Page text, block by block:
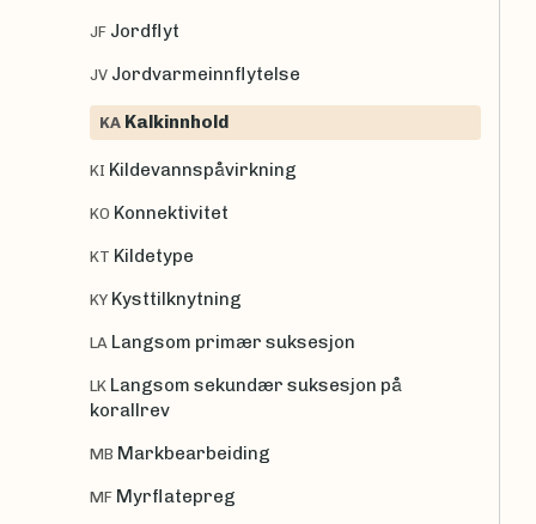
JF Jordflyt
JV Jordvarmeinnflytelse
KA Kalkinnhold
KI Kildevannspåvirkning
KO Konnektivitet
KT Kildetype
KY Kysttilknytning
LA Langsom primær suksesjon
LK Langsom sekundær suksesjon på
korallrev
MB Markbearbeiding
MF Myrflatepreg